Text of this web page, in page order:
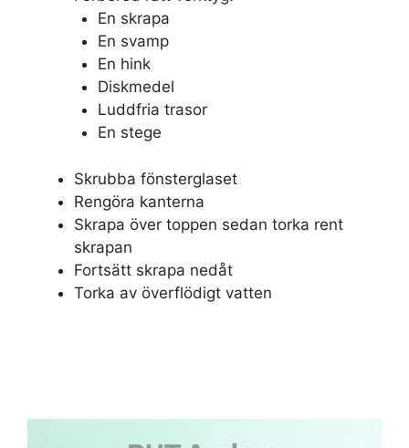
En skrapa
En svamp
En hink
Diskmedel
Luddfria trasor
En stege
Skrubba fönsterglaset
Rengöra kanterna
Skrapa över toppen sedan torka rent
skrapan
Fortsätt skrapa nedåt
Torka av överflödigt vatten